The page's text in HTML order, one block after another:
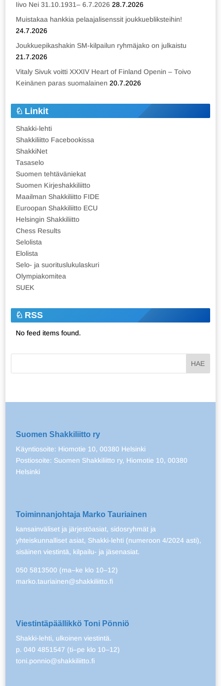
Iivo Nei 31.10.1931– 6.7.2026 28.7.2026
Muistakaa hankkia pelaajalisenssit joukkuebliksteihin!
24.7.2026
Joukkuepikashakin SM-kilpailun ryhmäjako on julkaistu
21.7.2026
Vitaly Sivuk voitti XXXIV Heart of Finland Openin – Toivo
Keinänen paras suomalainen 20.7.2026
Linkit
Shakki-lehti
Shakkiliitto Facebookissa
ShakkiNet
Tasaselo
Suomen tehtäväniekat
Suomen Kirjeshakkiliitto
Maailman Shakkiliitto FIDE
Euroopan Shakkiliitto ECU
Helsingin Shakkiliitto
Chess Results
Selolista
Elolista
Selo- ja suorituslukulaskuri
Olympiakomitea
SUEK
RSS
No feed items found.
Suomen Shakkiliitto ry
Käyntiosoite: Hiomotie 10, 00380 Helsinki
Postiosoite: Suomen Shakkiliitto ry, Hiomotie 10, 00380
Helsinki
Toiminnanjohtaja Marko Tauriainen
kansainväliset ja järjestöasiat, sidosryhmät ja
yhteiskunnalliset asiat, Shakki-lehti (numeroon 4/2024 asti),
sisäinen viestintä, kilpailu- ja jäsenasiat.
050 5813500 (ma–ke klo 10–12)
marko.tauriainen@shakkiliitto.fi
Viestintäpäällikkö Toni Pönniö
Shakki-lehti, ulkoinen viestintä.
p. 040 4851547 (ti–pe klo 10–12)
toni.ponnio@shakkiliitto.fi